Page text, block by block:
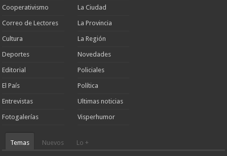
Cooperativismo
Correo de Lectores
Cultura
Deportes
Editorial
El País
Entrevistas
Fotogalerías
La Ciudad
La Provincia
La Región
Novedades
Policiales
Política
Ultimas noticias
Visperhumor
Temas Nuevos Lo +